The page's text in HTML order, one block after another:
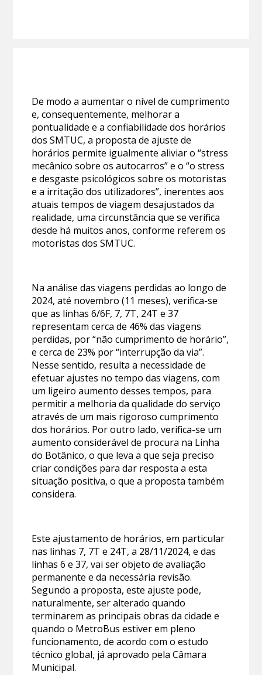
De modo a aumentar o nível de cumprimento
e, consequentemente, melhorar a
pontualidade e a confiabilidade dos horários
dos SMTUC, a proposta de ajuste de
horários permite igualmente aliviar o “stress
mecânico sobre os autocarros” e o “o stress
e desgaste psicológicos sobre os motoristas
e a irritação dos utilizadores”, inerentes aos
atuais tempos de viagem desajustados da
realidade, uma circunstância que se verifica
desde há muitos anos, conforme referem os
motoristas dos SMTUC.
Na análise das viagens perdidas ao longo de
2024, até novembro (11 meses), verifica-se
que as linhas 6/6F, 7, 7T, 24T e 37
representam cerca de 46% das viagens
perdidas, por “não cumprimento de horário”,
e cerca de 23% por “interrupção da via”.
Nesse sentido, resulta a necessidade de
efetuar ajustes no tempo das viagens, com
um ligeiro aumento desses tempos, para
permitir a melhoria da qualidade do serviço
através de um mais rigoroso cumprimento
dos horários. Por outro lado, verifica-se um
aumento considerável de procura na Linha
do Botânico, o que leva a que seja preciso
criar condições para dar resposta a esta
situação positiva, o que a proposta também
considera.
Este ajustamento de horários, em particular
nas linhas 7, 7T e 24T, a 28/11/2024, e das
linhas 6 e 37, vai ser objeto de avaliação
permanente e da necessária revisão.
Segundo a proposta, este ajuste pode,
naturalmente, ser alterado quando
terminarem as principais obras da cidade e
quando o MetroBus estiver em pleno
funcionamento, de acordo com o estudo
técnico global, já aprovado pela Câmara
Municipal.